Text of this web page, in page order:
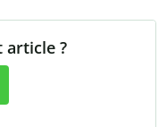
article ?